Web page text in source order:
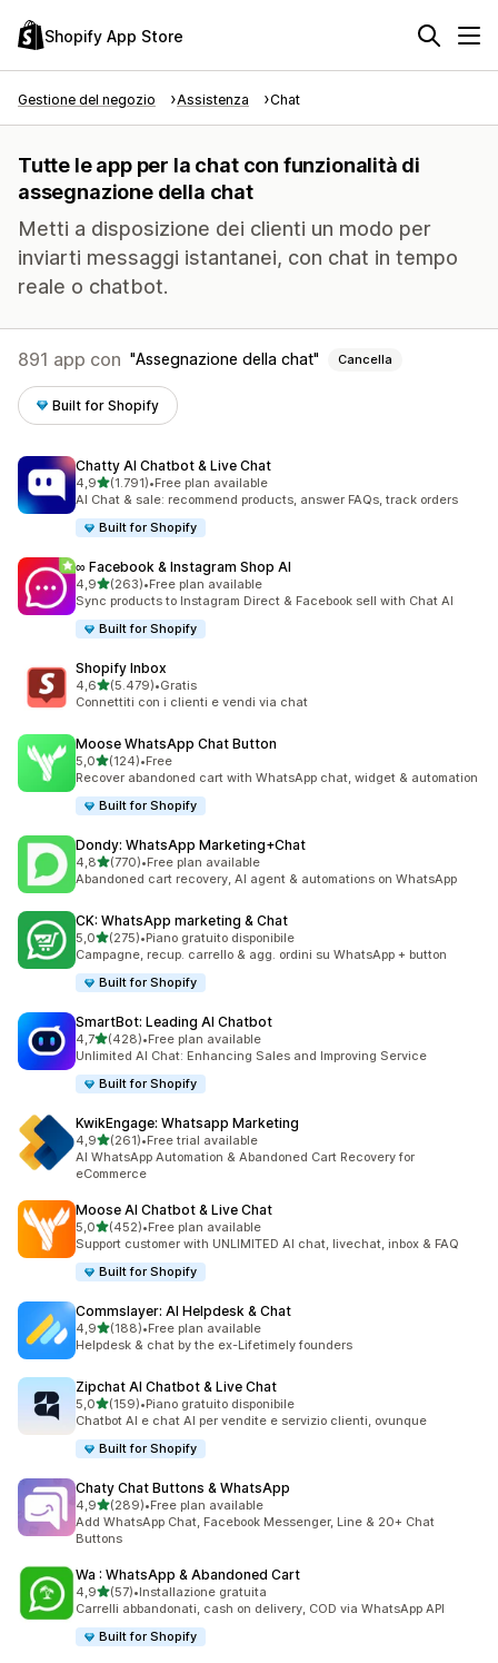
Shopify App Store
Gestione del negozio Assistenza Chat
Tutte le app per la chat con funzionalità di
assegnazione della chat
Metti a disposizione dei clienti un modo per
inviarti messaggi istantanei, con chat in tempo
reale o chatbot.
891 app con Assegnazione della chat Cancella
Built for Shopify
Chatty AI Chatbot & Live Chat
4,9stelle su 5
(1.791)
1791 recensioni totali
•Free plan available
AI Chat & sale: recommend products, answer FAQs, track orders
Built for Shopify
∞ Facebook & Instagram Shop AI
4,9stelle su 5
(263)
263 recensioni totali
•Free plan available
Sync products to Instagram Direct & Facebook sell with Chat AI
Built for Shopify
Shopify Inbox
4,6stelle su 5
(5.479)
5479 recensioni totali
•Gratis
Connettiti con i clienti e vendi via chat
Moose WhatsApp Chat Button
5,0stelle su 5
(124)
124 recensioni totali
•Free
Recover abandoned cart with WhatsApp chat, widget & automation
Built for Shopify
Dondy: WhatsApp Marketing+Chat
4,8stelle su 5
(770)
770 recensioni totali
•Free plan available
Abandoned cart recovery, AI agent & automations on WhatsApp
CK: WhatsApp marketing & Chat
5,0stelle su 5
(275)
275 recensioni totali
•Piano gratuito disponibile
Campagne, recup. carrello & agg. ordini su WhatsApp + button
Built for Shopify
SmartBot: Leading AI Chatbot
4,7stelle su 5
(428)
428 recensioni totali
•Free plan available
Unlimited AI Chat: Enhancing Sales and Improving Service
Built for Shopify
KwikEngage: Whatsapp Marketing
4,9stelle su 5
(261)
261 recensioni totali
•Free trial available
AI WhatsApp Automation & Abandoned Cart Recovery for
eCommerce
Moose AI Chatbot & Live Chat
5,0stelle su 5
(452)
452 recensioni totali
•Free plan available
Support customer with UNLIMITED AI chat, livechat, inbox & FAQ
Built for Shopify
Commslayer: AI Helpdesk & Chat
4,9stelle su 5
(188)
188 recensioni totali
•Free plan available
Helpdesk & chat by the ex-Lifetimely founders
Zipchat AI Chatbot & Live Chat
5,0stelle su 5
(159)
159 recensioni totali
•Piano gratuito disponibile
Chatbot AI e chat AI per vendite e servizio clienti, ovunque
Built for Shopify
Chaty Chat Buttons & WhatsApp
4,9stelle su 5
(289)
289 recensioni totali
•Free plan available
Add WhatsApp Chat, Facebook Messenger, Line & 20+ Chat
Buttons
Wa : WhatsApp & Abandoned Cart
4,9stelle su 5
(57)
57 recensioni totali
•Installazione gratuita
Carrelli abbandonati, cash on delivery, COD via WhatsApp API
Built for Shopify